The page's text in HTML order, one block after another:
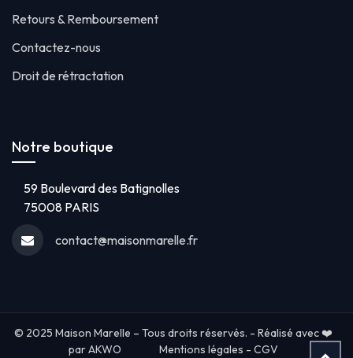
Retours & Remboursement
Contactez-nous
Droit de rétractation
Notre boutique
59 Boulevard des Batignolles
75008 PARIS
contact@maisonmarelle.fr
© 2025 Maison Marelle – Tous droits réservés. - Réalisé avec ❤️
par AKWO
Mentions légales - CGV